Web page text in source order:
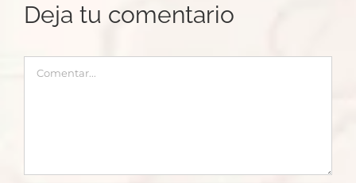
Deja tu comentario
Comentar